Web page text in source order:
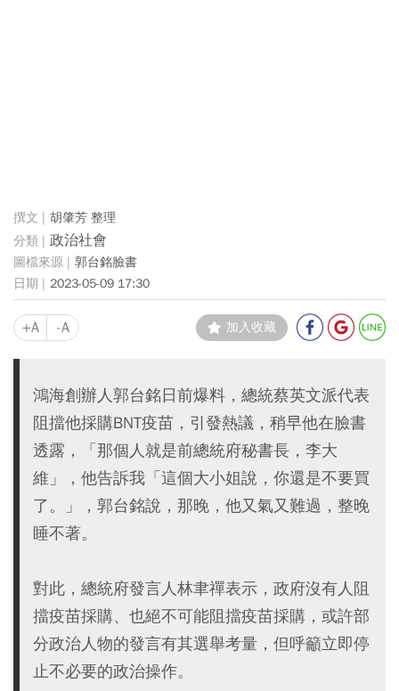
胡肇芳 整理
政治社會
郭台銘臉書
2023-05-09 17:30
+A -A 加入收藏
鴻海創辦人郭台銘日前爆料，總統蔡英文派代表
阻擋他採購BNT疫苗，引發熱議，稍早他在臉書
透露，「那個人就是前總統府秘書長，李大
維」，他告訴我「這個大小姐說，你還是不要買
了。」，郭台銘說，那晚，他又氣又難過，整晚
睡不著。
對此，總統府發言人林聿禪表示，政府沒有人阻
擋疫苗採購、也絕不可能阻擋疫苗採購，或許部
分政治人物的發言有其選舉考量，但呼籲立即停
止不必要的政治操作。